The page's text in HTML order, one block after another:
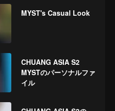
Year! Let's witness
MYST's Casual Look
CHUANG ASIA S2
MYSTのパーソナルファ
イル